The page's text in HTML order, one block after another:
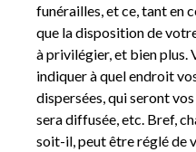
funérailles, et ce, tant en
que la disposition de
à privilégier, et bien plus.
indiquer à quel endroit
dispersées, qui seront
sera diffusée, etc. Bref,
soit-il, peut être réglé de